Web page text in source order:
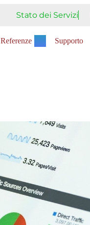
Stato dei Servizi
Referenze Supporto